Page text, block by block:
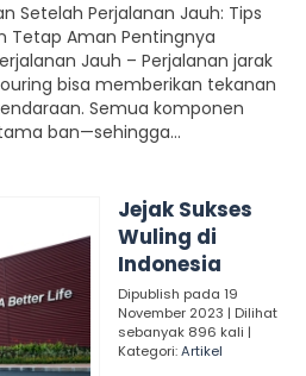
Setelah Perjalanan Jauh: Tips
Tetap Aman Pentingnya
Jauh – Perjalanan jarak
bisa memberikan tekanan
Semua komponen
ban—sehingga...
Jejak Sukses
Wuling di
Indonesia
Dipublish pada 19
November 2023 | Dilihat
sebanyak 896 kali |
Kategori:Artikel